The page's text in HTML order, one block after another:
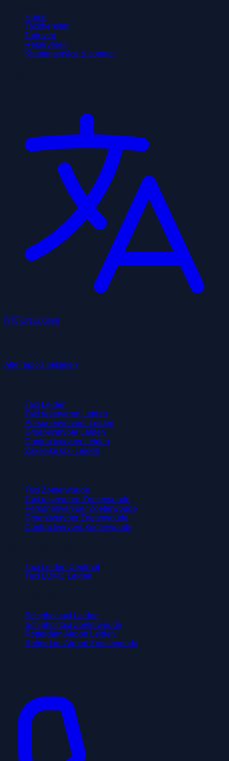
Home
Taxidiensten
Tarieven
Reserveren
Klantenservice & contact
🇬🇧EN English
Alle regio's bekijken
Taxi Leiden
Taxi reserveren Leiden
Personenvervoer Leiden
Groepsvervoer Leiden
Contractvervoer Leiden
Zakelijke taxi Leiden
Taxi Zoeterwoude
Taxi reserveren Zoeterwoude
Personenvervoer Zoeterwoude
Groepsvervoer Zoeterwoude
Contractvervoer Zoeterwoude
Taxi Leiden Centraal
Taxi LUMC Leiden
Schiphol taxi Leiden
Schiphol taxi Zoeterwoude
Rotterdam Airport Leiden
Rotterdam Airport Zoeterwoude